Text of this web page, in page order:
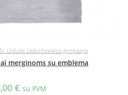
Uršulės Leduchovskos gimnazija
merginoms su emblema
€ su PVM